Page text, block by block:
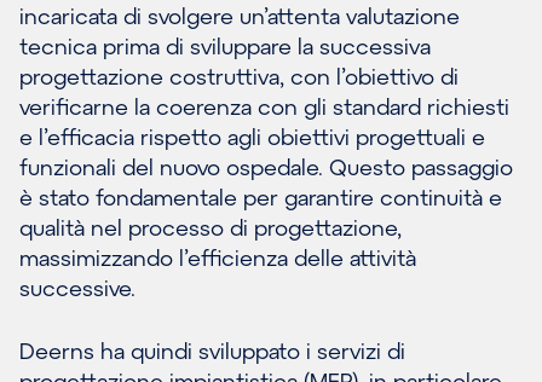
incaricata di svolgere un’attenta valutazione
tecnica prima di sviluppare la successiva
progettazione costruttiva, con l’obiettivo di
verificarne la coerenza con gli standard richiesti
e l’efficacia rispetto agli obiettivi progettuali e
funzionali del nuovo ospedale. Questo passaggio
è stato fondamentale per garantire continuità e
qualità nel processo di progettazione,
massimizzando l’efficienza delle attività
successive.
Deerns ha quindi sviluppato i servizi di